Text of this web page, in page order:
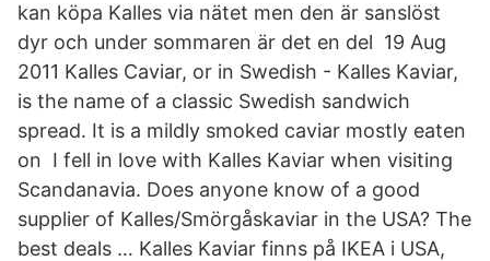
kan köpa Kalles via nätet men den är sanslöst
dyr och under sommaren är det en del 19 Aug
2011 Kalles Caviar, or in Swedish - Kalles Kaviar,
is the name of a classic Swedish sandwich
spread. It is a mildly smoked caviar mostly eaten
on I fell in love with Kalles Kaviar when visiting
Scandanavia. Does anyone know of a good
supplier of Kalles/Smörgåskaviar in the USA? The
best deals … Kalles Kaviar finns på IKEA i USA,